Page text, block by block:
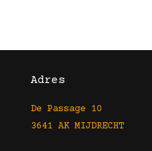
Adres
De Passage 10
3641 AK MIJDRECHT